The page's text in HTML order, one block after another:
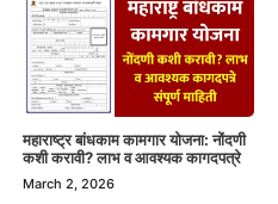
महाराष्ट्र बांधकाम कामगार योजना: नोंदणी
कशी करावी? लाभ व आवश्यक कागदपत्रे
March 2, 2026